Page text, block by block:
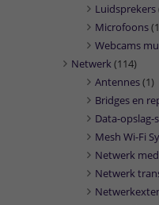
Luidsprekers
Microfoons
Webcams
Netwerk(114)
Antennes(1)
Bridges en
Data-opslag-
Mesh Wi-Fi
Netwerk
Netwerk